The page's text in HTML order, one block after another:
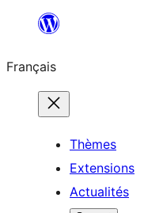
contenu
Français
Thèmes
Extensions
Actualités